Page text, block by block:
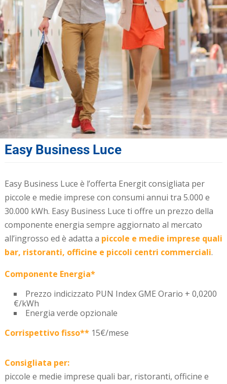
Easy Business Luce
Easy Business Luce è l’offerta Energit consigliata per
piccole e medie imprese con consumi annui tra 5.000 e
30.000 kWh. Easy Business Luce ti offre un prezzo della
componente energia sempre aggiornato al mercato
all’ingrosso ed è adatta a piccole e medie imprese quali
bar, ristoranti, officine e piccoli centri commerciali.
Componente Energia*
Prezzo indicizzato PUN Index GME Orario + 0,0200
€/kWh
Energia verde opzionale
Corrispettivo fisso** 15€/mese
Consigliata per:
piccole e medie imprese quali bar, ristoranti, officine e